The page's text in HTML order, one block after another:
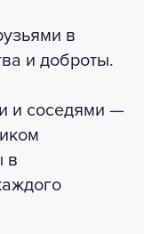
в
и доброты.
и соседями —
в